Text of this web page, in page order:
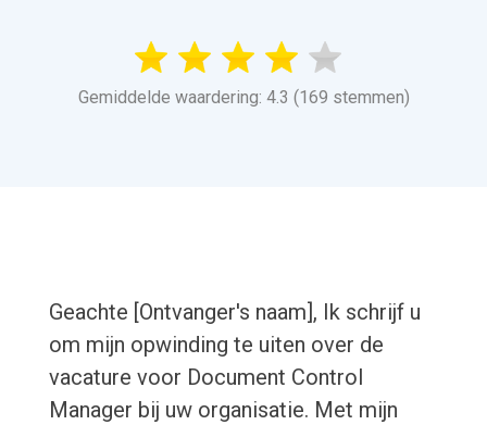
Gemiddelde waardering: 4.3 (169 stemmen)
Geachte [Ontvanger's naam], Ik schrijf u
om mijn opwinding te uiten over de
vacature voor Document Control
Manager bij uw organisatie. Met mijn